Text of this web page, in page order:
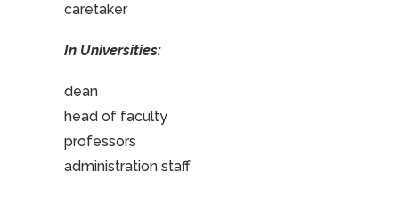
caretaker
In Universities:
dean
head of faculty
professors
administration staff